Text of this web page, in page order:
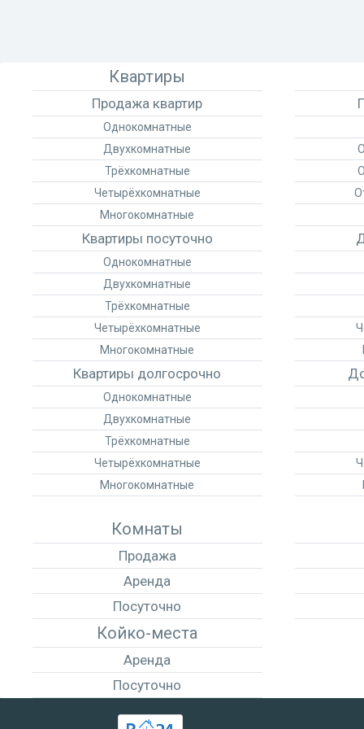
Квартиры
Продажа квартир
Однокомнатные
Двухкомнатные
Трёхкомнатные
Четырёхкомнатные
Многокомнатные
Квартиры посуточно
Однокомнатные
Двухкомнатные
Трёхкомнатные
Четырёхкомнатные
Многокомнатные
Квартиры долгосрочно
Однокомнатные
Двухкомнатные
Трёхкомнатные
Четырёхкомнатные
Многокомнатные
Комнаты
Продажа
Аренда
Посуточно
Койко-места
Аренда
Посуточно